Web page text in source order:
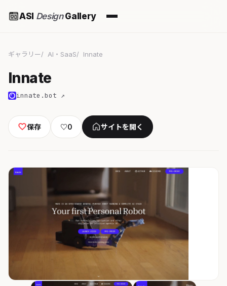
ASI DesignGallery
ギャラリー AI・SaaS Innate
Innate
innate.bot ↗
保存 ♡0 サイトを開く